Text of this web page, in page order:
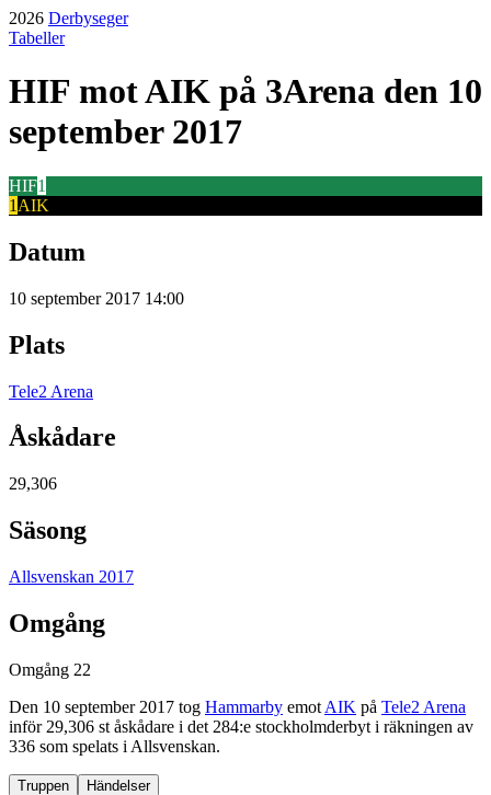
2026 Derbyseger
Tabeller
HIF motAIK på 3Arena den 10
september 2017
HIF1
1 AIK
Datum
10 september 2017 14:00
Plats
Tele2 Arena
Åskådare
29,306
Säsong
Allsvenskan 2017
Omgång
Omgång 22
Den 10 september 2017 tog Hammarby emot AIK på Tele2 Arena
inför 29,306 st åskådare i det 284:e stockholmderbyt i räkningen av
336 som spelats i Allsvenskan.
Truppen Händelser